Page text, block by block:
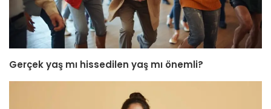
Gerçek yaş mı hissedilen yaş mı önemli?